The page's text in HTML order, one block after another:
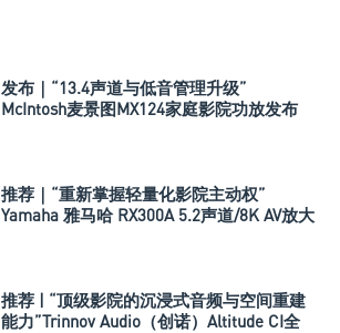
发布｜“13.4声道与低音管理升级”
McIntosh麦景图MX124家庭影院功放发布
推荐｜“重新掌握轻量化影院主动权”
Yamaha 雅马哈 RX300A 5.2声道/8K AV放大
推荐 | “顶级影院的沉浸式音频与空间重建
能力”Trinnov Audio（创诺）Altitude CI全